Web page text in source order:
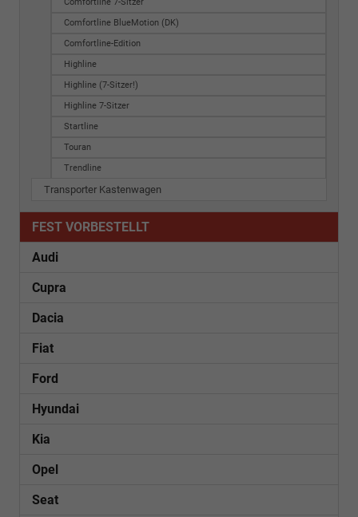
Comfortline 7-Sitzer
Comfortline BlueMotion (DK)
Comfortline-Edition
Highline
Highline (7-Sitzer!)
Highline 7-Sitzer
Startline
Touran
Trendline
Transporter Kastenwagen
FEST VORBESTELLT
Audi
Cupra
Dacia
Fiat
Ford
Hyundai
Kia
Opel
Seat